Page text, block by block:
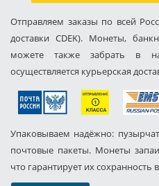
Отправляем заказы по всей
доставки CDEK). Монеты,
можете также забрать в
осуществляется курьерская
Упаковываем надёжно:
почтовые пакеты. Монеты
что гарантирует их